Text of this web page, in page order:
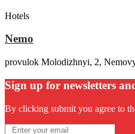
Hotels
Nemo
provulok Molodizhnyi, 2,
Sign up for newsletters
By clicking submit you agree to
Email